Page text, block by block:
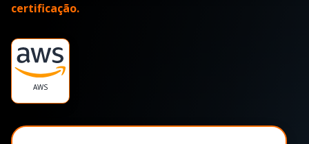
certificação.
AWS